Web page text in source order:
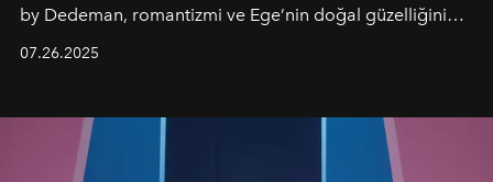
by Dedeman, romantizmi ve Ege’nin doğal güzelliğini
07.26.2025